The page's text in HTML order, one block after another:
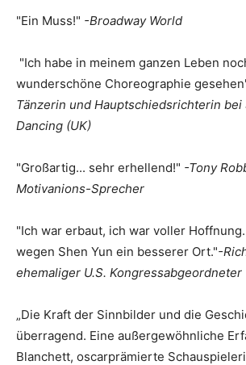
"Ein Muss!" -Broadway World
"Ich habe in meinem ganzen Leben
wunderschöne Choreographie
Tänzerin und Hauptschiedsrichterin bei
Dancing (UK)
"Großartig... sehr erhellend!" -Tony
Motivanions-Sprecher
"Ich war erbaut, ich war voller
wegen Shen Yun ein besserer Ort."-
ehemaliger U.S. Kongressabgeordneter
„Die Kraft der Sinnbilder und die
überragend. Eine außergewöhnliche
Blanchett, oscarprämierte